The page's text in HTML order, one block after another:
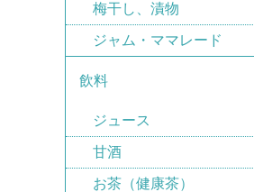
梅干し、漬物
ジャム・ママレード
飲料
ジュース
甘酒
お茶（健康茶）